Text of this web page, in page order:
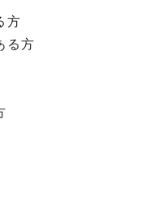
方
る方